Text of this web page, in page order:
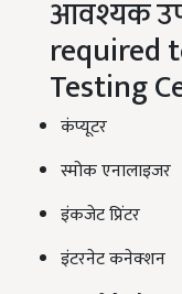
आवश्यक
required
Testing
कंप्यूटर
स्मोक एनालाइजर
इंकजेट प्रिंटर
इंटरनेट कनेक्शन